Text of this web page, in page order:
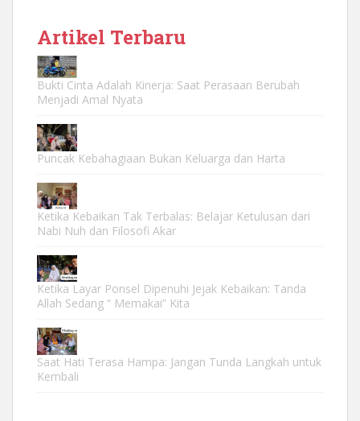
Artikel Terbaru
Bukti Cinta Adalah Kinerja: Saat Perasaan Berubah
Menjadi Amal Nyata
Puncak Kebahagiaan Bukan Keluarga dan Harta
Ketika Kebaikan Tak Terbalas: Belajar Ketulusan dari
Nabi Nuh dan Filosofi Akar
Ketika Layar Ponsel Dipenuhi Jejak Kebaikan: Tanda
Allah Sedang “ Memakai” Kita
Saat Hati Terasa Hampa: Jangan Tunda Langkah untuk
Kembali